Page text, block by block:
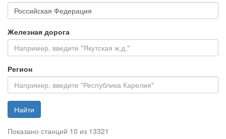
Железная дорога
Регион
Найти
Показано станций 10 из 13321